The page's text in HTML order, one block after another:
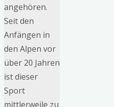
angehören.
Seit den
Anfängen in
den Alpen vor
über 20 Jahren
ist dieser
Sport
mittlerweile zu